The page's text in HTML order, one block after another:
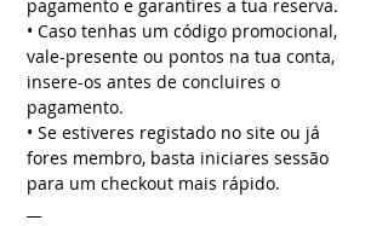
pagamento e garantires a tua reserva.
• Caso tenhas um código promocional,
vale-presente ou pontos na tua conta,
insere-os antes de concluires o
pagamento.
• Se estiveres registado no site ou já
fores membro, basta iniciares sessão
para um checkout mais rápido.